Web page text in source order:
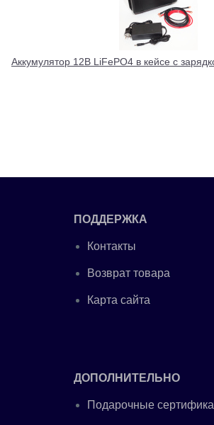
Аккумулятор 12В LiFePO4 в кейсе с
ПОДДЕРЖКА
Контакты
Возврат товара
Карта сайта
ДОПОЛНИТЕЛЬНО
Подарочные